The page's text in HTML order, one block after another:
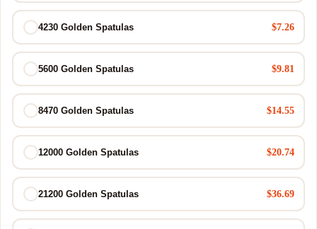
4230 Golden Spatulas $7.26
5600 Golden Spatulas $9.81
8470 Golden Spatulas $14.55
12000 Golden Spatulas $20.74
21200 Golden Spatulas $36.69